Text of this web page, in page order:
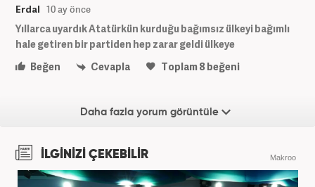
Erdal 10 ay önce
Yıllarca uyardık Atatürkün kurduğu bağımsız ülkeyi bağımlı
hale getiren bir partiden hep zarar geldi ülkeye
Beğen
Cevapla Toplam8beğeni
Daha fazla yorum görüntüle
İLGİNİZİ ÇEKEBİLİR Makroo